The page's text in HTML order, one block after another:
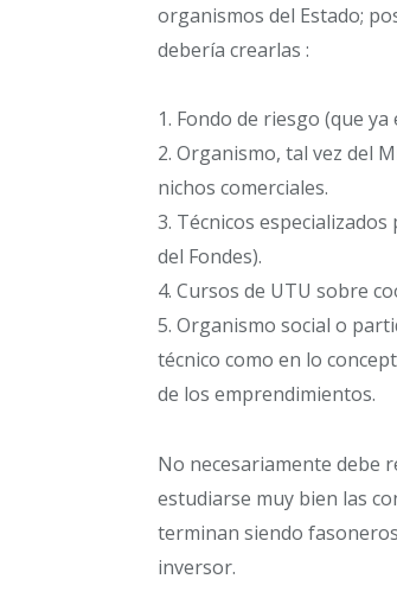
organismos del Estado;
debería crearlas :
1. Fondo de riesgo (que ya
2. Organismo, tal vez del
nichos comerciales.
3. Técnicos
del Fondes).
4. Cursos de UTU sobre
5. Organismo social o
técnico como en lo
de los emprendimientos.
No necesariamente debe
estudiarse muy bien las
terminan siendo
inversor.